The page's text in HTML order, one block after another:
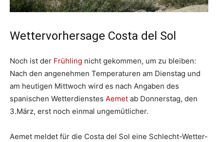
Wettervorhersage Costa del Sol
Noch ist der Frühling nicht gekommen, um zu bleiben:
Nach den angenehmen Temperaturen am Dienstag und
am heutigen Mittwoch wird es nach Angaben des
spanischen Wetterdienstes Aemet ab Donnerstag, den
3.März, erst noch einmal ungemütlicher.
Aemet meldet für die Costa del Sol eine Schlecht-Wetter-